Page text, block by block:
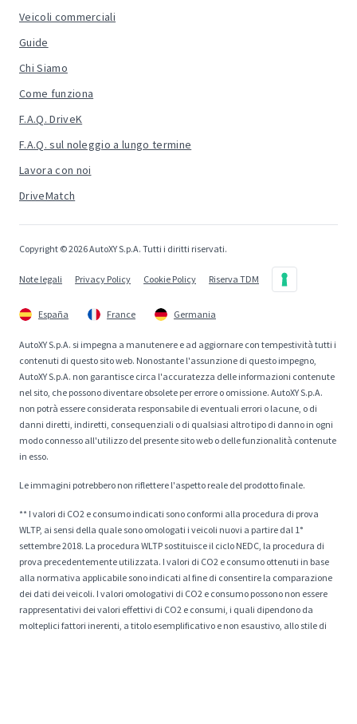
Veicoli commerciali
Guide
Chi Siamo
Come funziona
F.A.Q. DriveK
F.A.Q. sul noleggio a lungo termine
Lavora con noi
DriveMatch
Copyright © 2026 AutoXY S.p.A. Tutti i diritti riservati.
Note legali Privacy Policy Cookie Policy Riserva TDM
España France Germania
AutoXY S.p.A. si impegna a manutenere e ad aggiornare con tempestività tutti i
contenuti di questo sito web. Nonostante l'assunzione di questo impegno,
AutoXY S.p.A. non garantisce circa l'accuratezza delle informazioni contenute
nel sito, che possono diventare obsolete per errore o omissione. AutoXY S.p.A.
non potrà essere considerata responsabile di eventuali errori o lacune, o di
danni diretti, indiretti, consequenziali o di qualsiasi altro tipo di danno in ogni
modo connesso all'utilizzo del presente sito web o delle funzionalità contenute
in esso.
Le immagini potrebbero non riflettere l'aspetto reale del prodotto finale.
** I valori di CO2 e consumo indicati sono conformi alla procedura di prova
WLTP, ai sensi della quale sono omologati i veicoli nuovi a partire dal 1°
settembre 2018. La procedura WLTP sostituisce il ciclo NEDC, la procedura di
prova precedentemente utilizzata. I valori di CO2 e consumo ottenuti in base
alla normativa applicabile sono indicati al fine di consentire la comparazione
dei dati dei veicoli. I valori omologativi di CO2 e consumo possono non essere
rappresentativi dei valori effettivi di CO2 e consumi, i quali dipendono da
molteplici fattori inerenti, a titolo esemplificativo e non esaustivo, allo stile di